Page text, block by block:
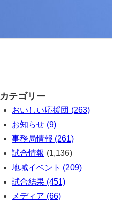
カテゴリー
おいしい応援団 (263)
お知らせ (9)
事務局情報 (261)
試合情報 (1,136)
地域イベント (209)
試合結果 (451)
メディア (66)